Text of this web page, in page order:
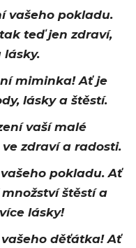
vašeho pokladu.
teď jen zdraví,
lásky.
miminka! Ať je
lásky a štěstí.
vaší malé
zdraví a radosti.
pokladu. Ať
štěstí a
lásky!
děťátka! Ať